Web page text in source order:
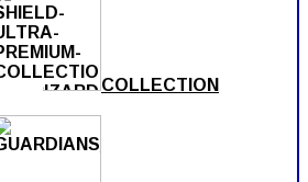
COLLECTION